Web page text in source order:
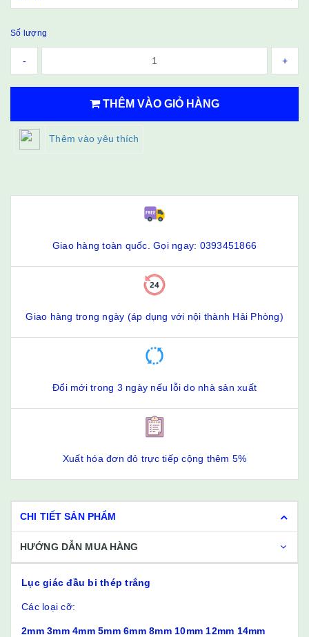
Số lượng
- +
THÊM VÀO GIỎ HÀNG
Thêm vào yêu thích
Giao hàng toàn quốc. Gọi ngay: 0393451866
Giao hàng trong ngày (áp dụng với nội thành Hải Phòng)
Đổi mới trong 3 ngày nếu lỗi do nhà sản xuất
Xuất hóa đơn đỏ trực tiếp cộng thêm 5%
CHI TIẾT SẢN PHẨM
HƯỚNG DẪN MUA HÀNG
Lục giác đầu bi thép trắng
Các loại cỡ:
2mm 3mm 4mm 5mm 6mm 8mm 10mm 12mm 14mm